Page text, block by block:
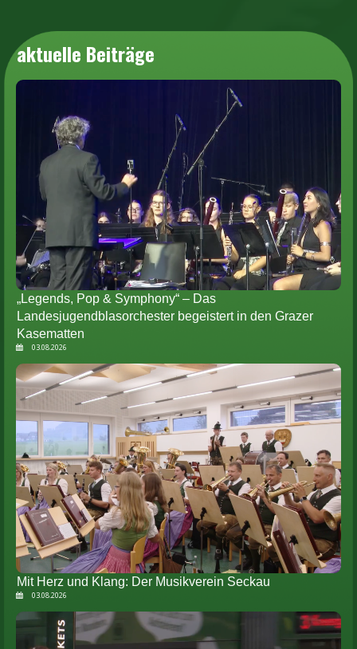
aktuelle Beiträge
„Legends, Pop & Symphony“ – Das
Landesjugendblasorchester begeistert in den Grazer
Kasematten
03.08.2026
Mit Herz und Klang: Der Musikverein Seckau
03.08.2026